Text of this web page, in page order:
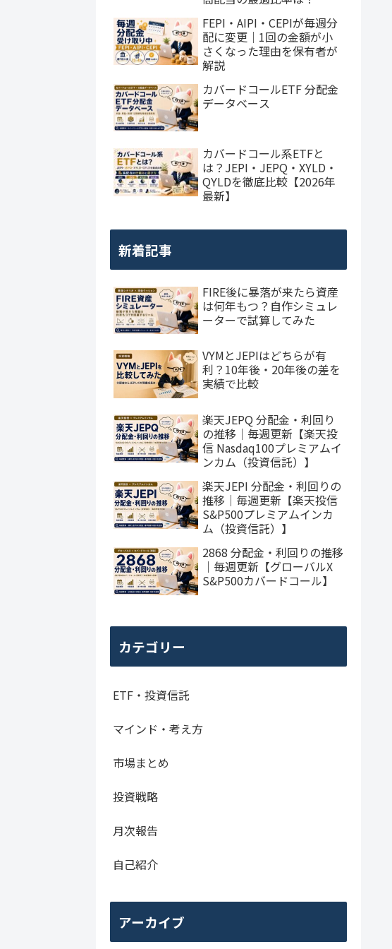
FEPI・AIPI・CEPIが毎週分
配に変更｜1回の金額が小
さくなった理由を保有者が
解説
カバードコールETF 分配金
データベース
カバードコール系ETFと
は？JEPI・JEPQ・XYLD・
QYLDを徹底比較【2026年
最新】
新着記事
FIRE後に暴落が来たら資産
は何年もつ？自作シミュレ
ーターで試算してみた
VYMとJEPIはどちらが有
利？10年後・20年後の差を
実績で比較
楽天JEPQ 分配金・利回り
の推移｜毎週更新【楽天投
信 Nasdaq100プレミアムイ
ンカム（投資信託）】
楽天JEPI 分配金・利回りの
推移｜毎週更新【楽天投信
S&P500プレミアムインカ
ム（投資信託）】
2868 分配金・利回りの推移
｜毎週更新【グローバルX
S&P500カバードコール】
カテゴリー
ETF・投資信託
マインド・考え方
市場まとめ
投資戦略
月次報告
自己紹介
アーカイブ